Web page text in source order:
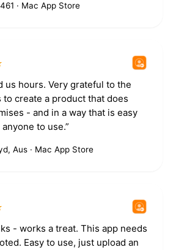
· Mac App Store
us hours. Very grateful to the
to create a product that does
- and in a way that is easy
to use.”
Aus · Mac App Store
- works a treat. This app needs
Easy to use, just upload an